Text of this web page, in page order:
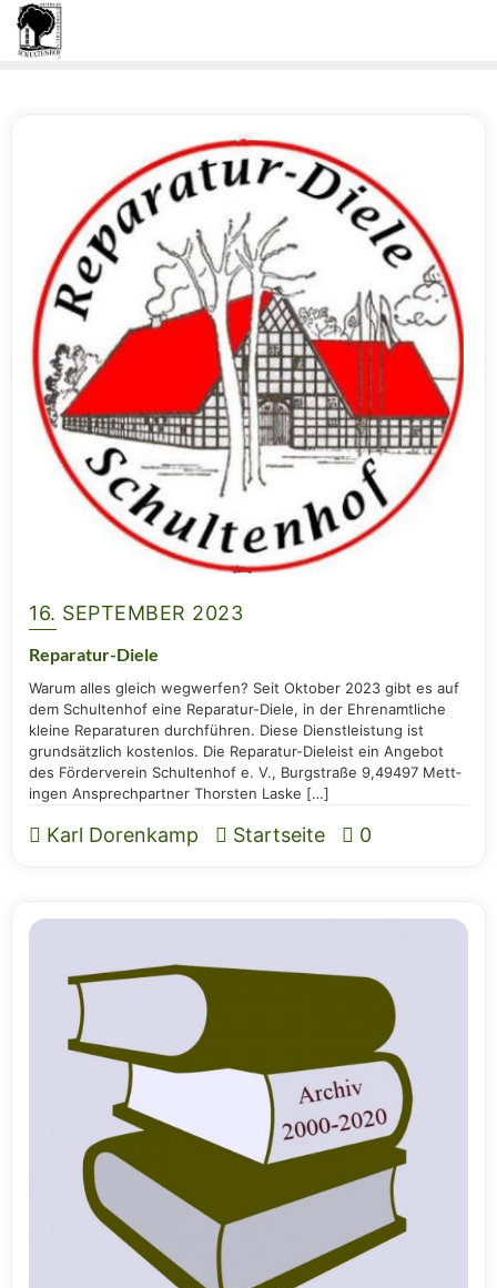
16. SEPTEMBER 2023
Repa­ra­tur-Die­le
War­um alles gleich weg­wer­fen? Seit Okto­ber 2023 gibt es auf
dem Schul­ten­hof eine Repa­ra­­tur-Die­­le, in der Ehren­amt­li­che
klei­ne Repa­ra­tu­ren durch­füh­ren. Die­se Dienst­leis­tung ist
grund­sätz­lich kos­ten­los. Die Repa­ra­­tur-Die­­leist ein Ange­bot
des För­der­ver­ein Schul­ten­hof e. V., Burg­stra­ße 9,49497 Mett­
in­gen Ansprech­part­ner Thors­ten Laske […]
Karl Dorenkamp Startseite 0